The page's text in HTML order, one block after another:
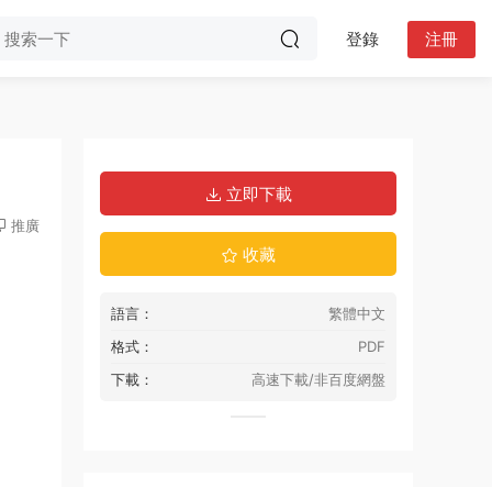
登錄 注冊
推廣
立即下載
收藏
語言：
繁體中文
格式：
PDF
下載：
高速下載/非百度網盤